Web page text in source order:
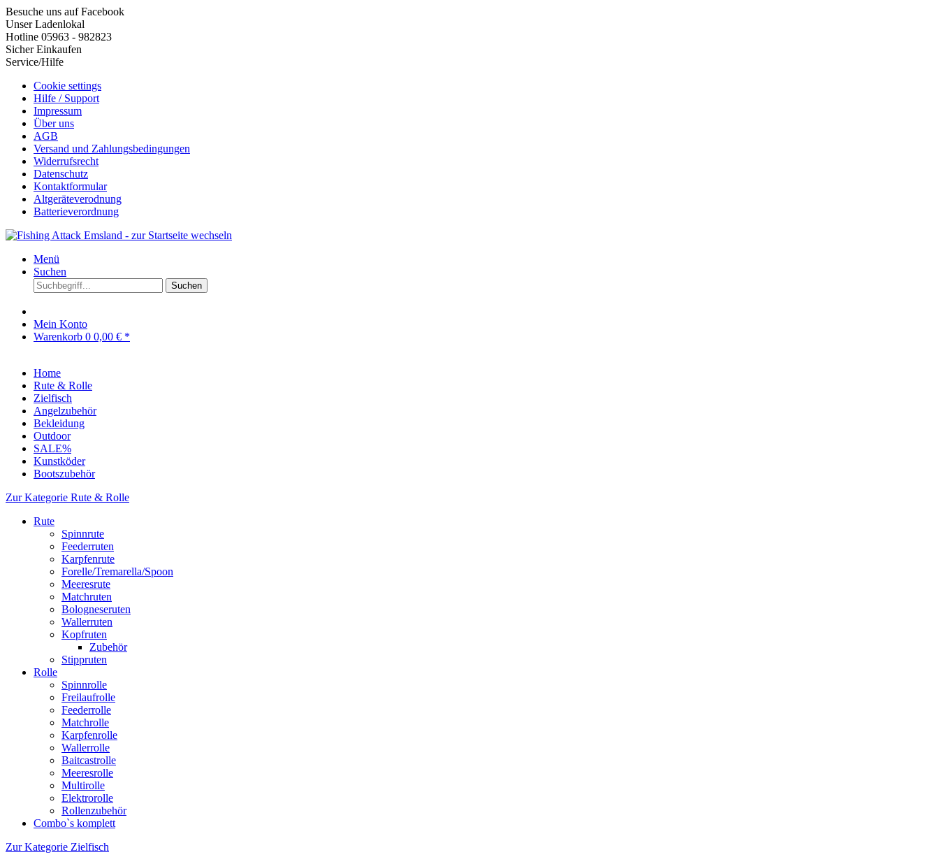
Besuche uns auf Facebook
Unser Ladenlokal
Hotline 05963 - 982823
Sicher Einkaufen
Service/Hilfe
Cookie settings
Hilfe / Support
Impressum
Über uns
AGB
Versand und Zahlungsbedingungen
Widerrufsrecht
Datenschutz
Kontaktformular
Altgeräteverodnung
Batterieverordnung
Menü
Suchen
Suchen
Mein Konto
Warenkorb 0 0,00 € *
Home
Rute & Rolle
Zielfisch
Angelzubehör
Bekleidung
Outdoor
SALE%
Kunstköder
Bootszubehör
Zur Kategorie Rute & Rolle
Rute
Spinnrute
Feederruten
Karpfenrute
Forelle/Tremarella/Spoon
Meeresrute
Matchruten
Bologneseruten
Wallerruten
Kopfruten
Zubehör
Stippruten
Rolle
Spinnrolle
Freilaufrolle
Feederrolle
Matchrolle
Karpfenrolle
Wallerrolle
Baitcastrolle
Meeresrolle
Multirolle
Elektrorolle
Rollenzubehör
Combo`s komplett
Zur Kategorie Zielfisch